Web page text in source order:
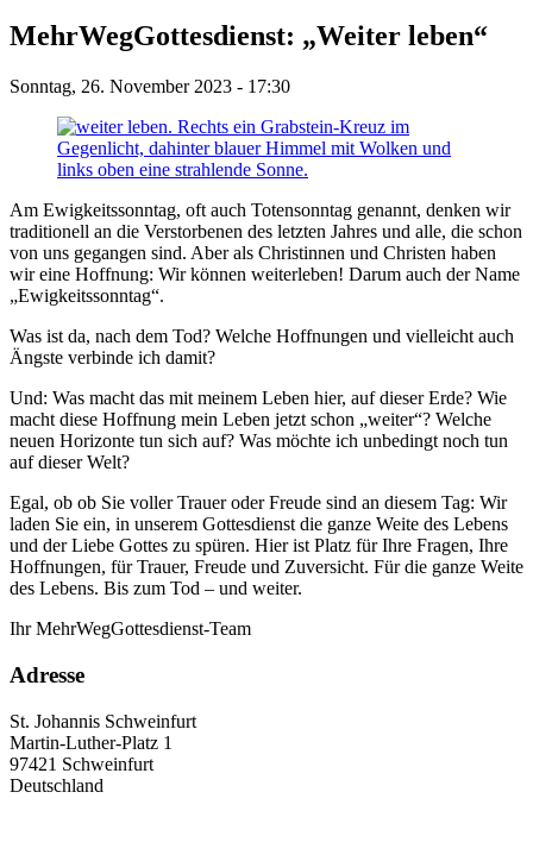
MehrWegGottesdienst: „Weiter leben“
Sonntag, 26. November 2023 - 17:30
Am Ewigkeitssonntag, oft auch Totensonntag genannt, denken wir
traditionell an die Verstorbenen des letzten Jahres und alle, die schon
von uns gegangen sind. Aber als Christinnen und Christen haben
wir eine Hoffnung: Wir können weiterleben! Darum auch der Name
„Ewigkeitssonntag“.
Was ist da, nach dem Tod? Welche Hoffnungen und vielleicht auch
Ängste verbinde ich damit?
Und: Was macht das mit meinem Leben hier, auf dieser Erde? Wie
macht diese Hoffnung mein Leben jetzt schon „weiter“? Welche
neuen Horizonte tun sich auf? Was möchte ich unbedingt noch tun
auf dieser Welt?
Egal, ob ob Sie voller Trauer oder Freude sind an diesem Tag: Wir
laden Sie ein, in unserem Gottesdienst die ganze Weite des Lebens
und der Liebe Gottes zu spüren. Hier ist Platz für Ihre Fragen, Ihre
Hoffnungen, für Trauer, Freude und Zuversicht. Für die ganze Weite
des Lebens. Bis zum Tod – und weiter.
Ihr MehrWegGottesdienst-Team
Adresse
St. Johannis Schweinfurt
Martin-Luther-Platz 1
97421 Schweinfurt
Deutschland